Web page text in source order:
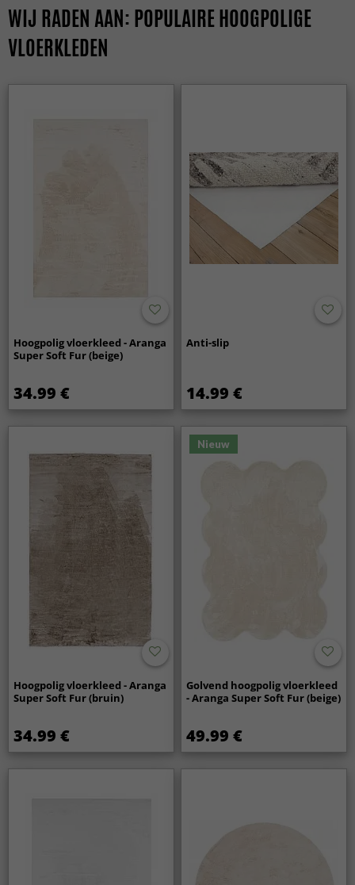
WIJ RADEN AAN: POPULAIRE HOOGPOLIGE
VLOERKLEDEN
Hoogpolig vloerkleed - Aranga
Super Soft Fur (beige)
34.99 €
Anti-slip
14.99 €
Hoogpolig vloerkleed - Aranga
Super Soft Fur (bruin)
34.99 €
Nieuw
Golvend hoogpolig vloerkleed
- Aranga Super Soft Fur (beige)
49.99 €